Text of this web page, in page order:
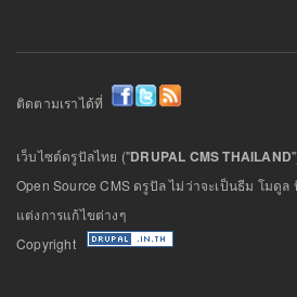
ติดตามเราได้ที่
เว็บไซต์ดรูปัลไทย ("DRUPAL CMS THAILAND
Open Source CMS ดรูปัล ไม่ว่าจะเป็นธีม โมดู
แต่งการแก้ไขต่างๆ
Copyright